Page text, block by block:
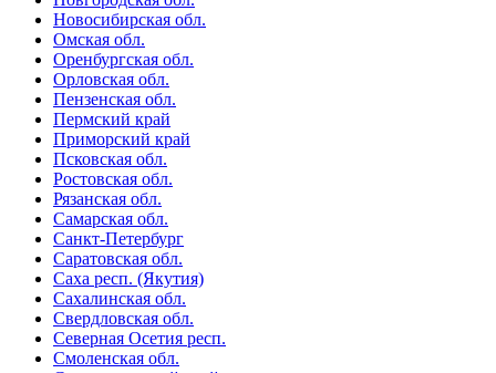
Новосибирская обл.
Омская обл.
Оренбургская обл.
Орловская обл.
Пензенская обл.
Пермский край
Приморский край
Псковская обл.
Ростовская обл.
Рязанская обл.
Самарская обл.
Санкт-Петербург
Саратовская обл.
Саха респ. (Якутия)
Сахалинская обл.
Свердловская обл.
Северная Осетия респ.
Смоленская обл.